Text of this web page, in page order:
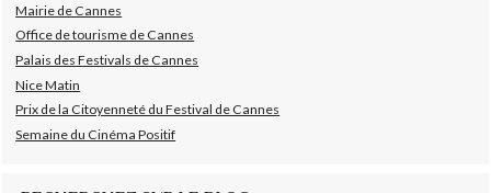
Mairie de Cannes
Office de tourisme de Cannes
Palais des Festivals de Cannes
Nice Matin
Prix de la Citoyenneté du Festival de Cannes
Semaine du Cinéma Positif